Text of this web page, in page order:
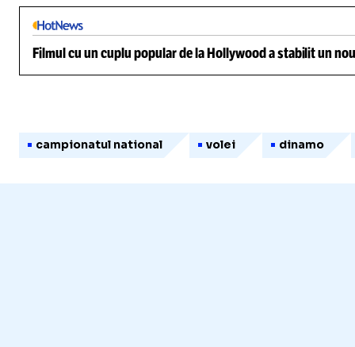
Filmul cu un cuplu popular de la Hollywood a stabilit un
campionatul national volei dinamo